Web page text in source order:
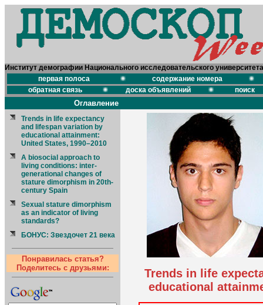
Институт демографии Национального исследовательского
первая полоса
содержание номера
обратная связь
доска объявлений поиск
Оглавление
Trends in life expectancy
and lifespan variation by
educational attainment:
United States, 1990–2010
A biosocial approach to
living conditions: inter-
generational changes of
stature dimorphism in 20th-
century Spain
Sexual stature dimorphism
as an indicator of living
standards?
БОНУС: Звездочет 21 века
Понравилась статья?
Поделитесь с друзьями:
Trends in life
educational